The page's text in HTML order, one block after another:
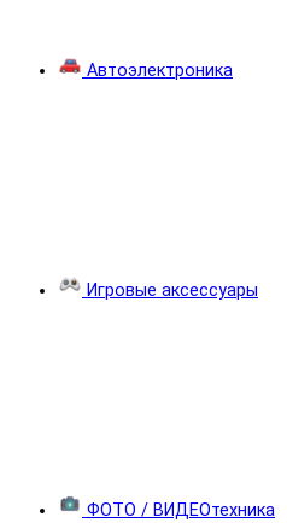
Автоэлектроника
Игровые аксессуары
ФОТО / ВИДЕОтехника